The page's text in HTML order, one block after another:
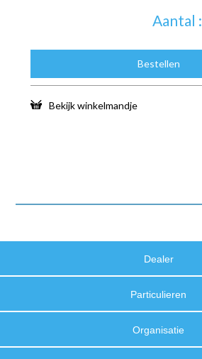
Aantal :
Bestellen
Bekijk winkelmandje
Dealer
Particulieren
Organisatie